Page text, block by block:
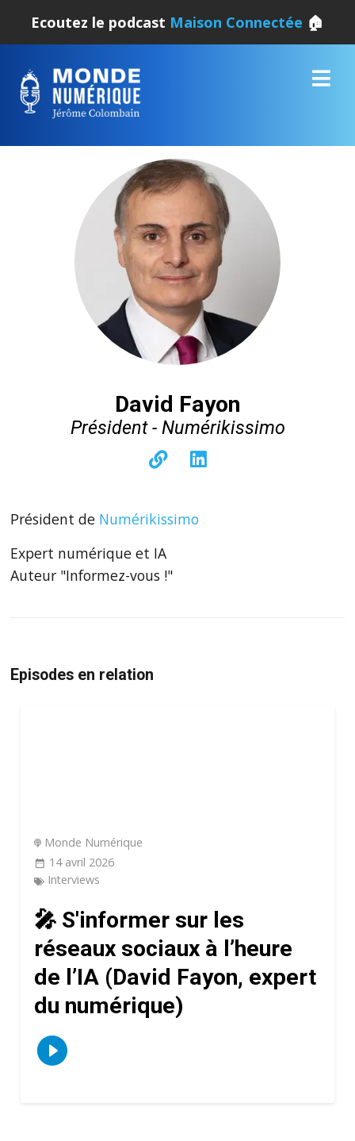
Ecoutez le podcast Maison Connectée 🏠
David Fayon
Président - Numérikissimo
Président de Numérikissimo
Expert numérique et IA
Auteur "Informez-vous !"
Episodes en relation
Monde Numérique
14 avril 2026
Interviews
🎤 S'informer sur les
réseaux sociaux à l’heure
de l’IA (David Fayon, expert
du numérique)